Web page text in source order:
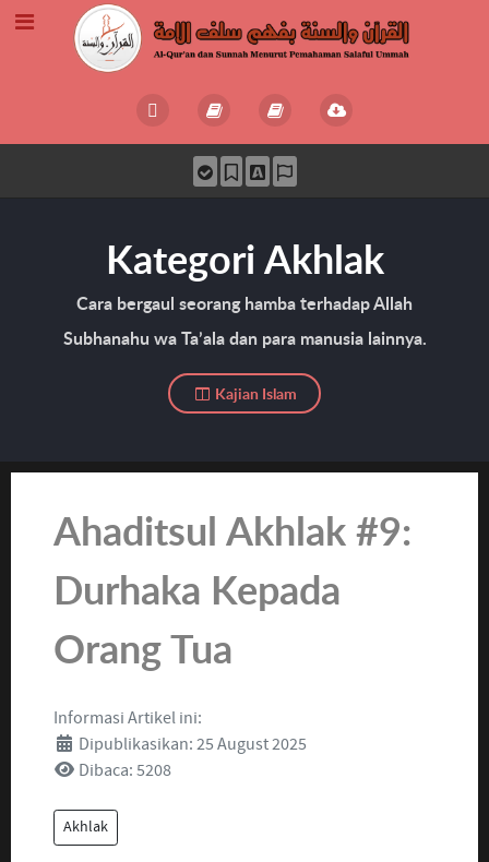
Kategori Akhlak
Cara bergaul seorang hamba terhadap Allah
Subhanahu wa Ta’ala dan para manusia lainnya.
Kajian Islam
Ahaditsul Akhlak #9:
Durhaka Kepada
Orang Tua
Informasi Artikel ini:
Dipublikasikan: 25 August 2025
Dibaca: 5208
Akhlak